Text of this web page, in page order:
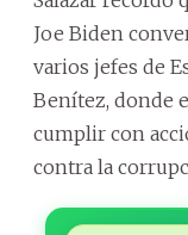
Joe Biden
varios jefes de
Benítez, donde
cumplir con
contra la